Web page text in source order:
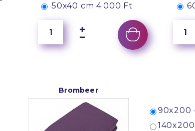
50x40 cm 4 000 Ft
Brombeer
90x200